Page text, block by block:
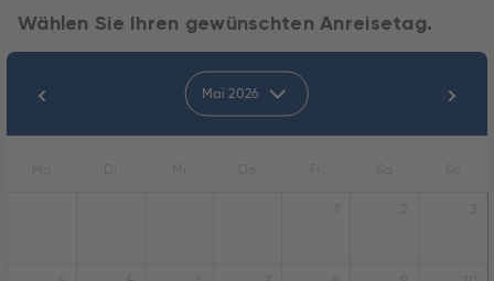
Wählen Sie Ihren gewünschten Anreisetag.
Mai 2026